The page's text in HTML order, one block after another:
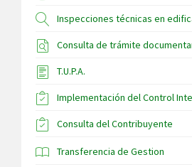
Inspecciones técnicas en
Consulta de trámite
T.U.P.A.
Implementación del Control
Consulta del Contribuyente
Transferencia de Gestion